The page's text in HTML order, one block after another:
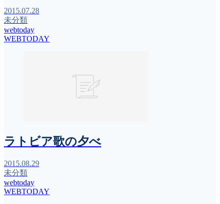
2015.07.28
未分類
webtoday
WEBTODAY
ラトビア歌の夕べ
2015.08.29
未分類
webtoday
WEBTODAY